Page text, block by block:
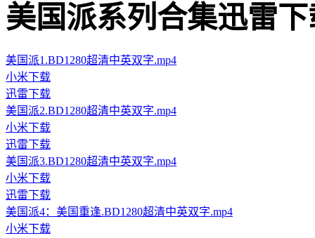
美国派系列合集迅雷下
美国派1.BD1280超清中英双字.mp4
小米下载
迅雷下载
美国派2.BD1280超清中英双字.mp4
小米下载
迅雷下载
美国派3.BD1280超清中英双字.mp4
小米下载
迅雷下载
美国派4：美国重逢.BD1280超清中英双字.mp4
小米下载